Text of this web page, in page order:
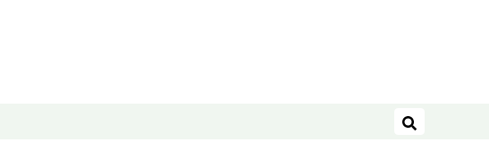
Tìm kiếm